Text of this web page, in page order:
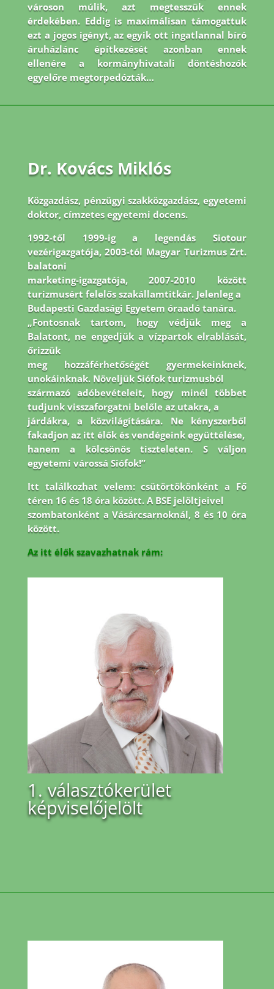
városon múlik, azt megtesszük ennek
érdekében. Eddig is maximálisan támogattuk
ezt a jogos igényt, az egyik ott ingatlannal bíró
áruházlánc építkezését azonban ennek
ellenére a kormányhivatali döntéshozók
egyelőre megtorpedózták…
Dr. Kovács Miklós
Közgazdász, pénzügyi szakközgazdász, egyetemi
doktor, címzetes egyetemi docens.
1992-től 1999-ig a legendás Siotour
vezérigazgatója, 2003-tól Magyar Turizmus Zrt.
balatoni
marketing-igazgatója, 2007-2010 között
turizmusért felelős szakállamtitkár. Jelenleg a
Budapesti Gazdasági Egyetem óraadó tanára.
„Fontosnak tartom, hogy védjük meg a
Balatont, ne engedjük a vízpartok elrablását,
őrizzük
meg hozzáférhetőségét gyermekeinknek,
unokáinknak. Növeljük Siófok turizmusból
származó adóbevételeit, hogy minél többet
tudjunk visszaforgatni belőle az utakra, a
járdákra, a közvilágítására. Ne kényszerből
fakadjon az itt élők és vendégeink együttélése,
hanem a kölcsönös tiszteleten. S váljon
egyetemi várossá Siófok!”
Itt találkozhat velem: csütörtökönként a Fő
téren 16 és 18 óra között. A BSE jelöltjeivel
szombatonként a Vásárcsarnoknál, 8 és 10 óra
között.
Az itt élők szavazhatnak rám:
1. választókerület
képviselőjelölt